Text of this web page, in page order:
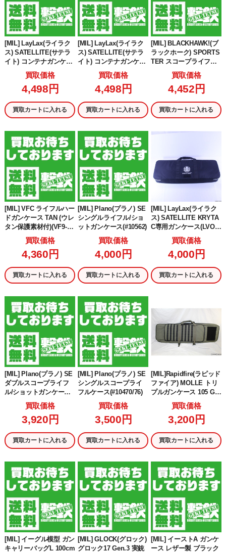
[MIL] LayLax(ライラク
ス) SATELLITE(サテラ
イト) コンテナガンケー
ス 2.0 ストーングリーン
買取価格
4,498円
買取カートに入れる
[MIL] LayLax(ライラク
ス) SATELLITE(サテラ
イト) コンテナガンケー
ス 2.0 ブラック
買取価格
4,498円
買取カートに入れる
[MIL] BLACKHAWK!(ブ
ラックホーク) SPORTS
TER スコープライフル
ケース 44インチ BK(ブ
ラック/黒)(74SG44BK)
買取価格
4,452円
買取カートに入れる
[MIL] VFC ライフルハー
ドガンケース TAN (ウレ
タン保護素材付)(VF9-C
AS-SW-TN01)
買取価格
4,360円
買取カートに入れる
[MIL] Plano(プラノ) SE
シングルライフル/ショ
ットガンケース(#10562)
買取価格
4,000円
買取カートに入れる
[MIL] LayLax(ライラク
ス) SATELLITE KRYTA
C専用ガンケース(LVOA-
C/SPR対応) Lサイズ
買取価格
4,000円
買取カートに入れる
[MIL] Plano(プラノ) SE
ダブルスコープライフ
ル/ショットガンケース
(DoskoSportロゴ)(#105
買取価格
3,920円
買取カートに入れる
[MIL] Plano(プラノ) SE
シングルスコープライ
フルケース(#10470/76)
買取価格
3,500円
買取カートに入れる
[MIL]Rapidfire(ラピッド
ファイア) MOLLE トリ
プルガンケース 105 GE
N2 RANGER GREEN(レ
ンジャーグリーン)
買取価格
3,200円
買取カートに入れる
[MIL] イーグル模型 ガン
キャリーバッグL 100cm
[MIL] GLOCK(グロック)
グロック17 Gen.3 実銃
[MIL] イーストA ガンケ
ース レザー製 ブラック